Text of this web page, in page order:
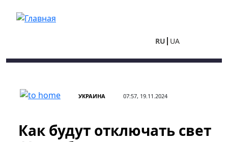
RU UA
УКРАИНА 07:57, 19.11.2024
Как будут отключать свет